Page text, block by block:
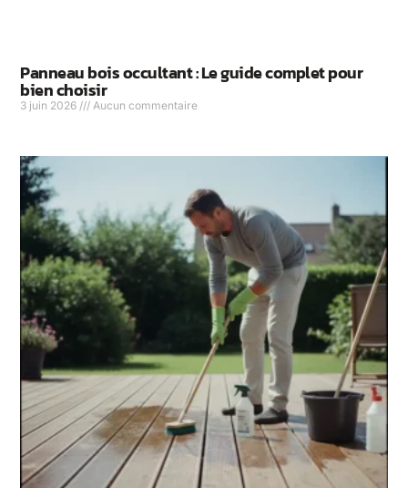
Panneau bois occultant : Le guide complet pour
bien choisir
3 juin 2026 Aucun commentaire